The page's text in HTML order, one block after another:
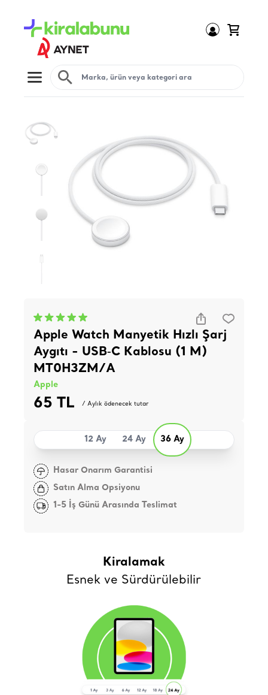
Open menu
Apple Watch Manyetik Hızlı Şarj
Aygıtı - USB‑C Kablosu (1 M)
MT0H3ZM/A
Apple
65 TL / Aylık ödenecek tutar
12 Ay 24 Ay 36 Ay
Hasar Onarım Garantisi
Satın Alma Opsiyonu
1-5 İş Günü Arasında Teslimat
Kiralamak
Esnek ve Sürdürülebilir